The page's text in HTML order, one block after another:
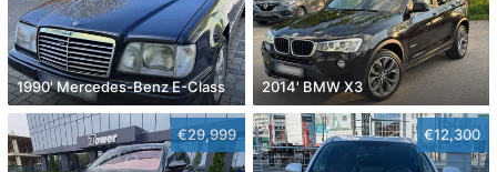
1990' Mercedes-Benz E-Class 2014' BMW X3
€29,999 €12,300